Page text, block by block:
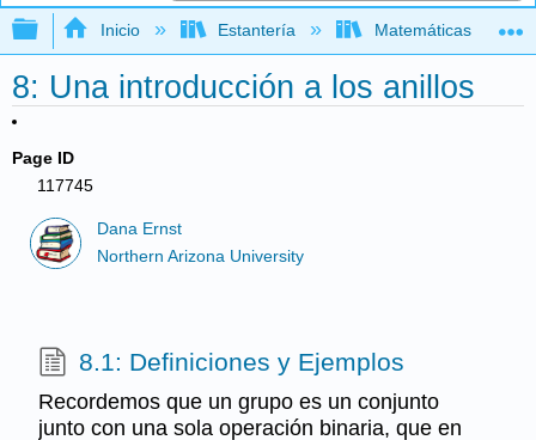
Expandir/contraer jerarquía global
Inicio Estantería Matemáticas
8: Una introducción a los anillos
Page ID
117745
Dana Ernst
Northern Arizona University
8.1: Definiciones y Ejemplos
Recordemos que un grupo es un conjunto
junto con una sola operación binaria, que en